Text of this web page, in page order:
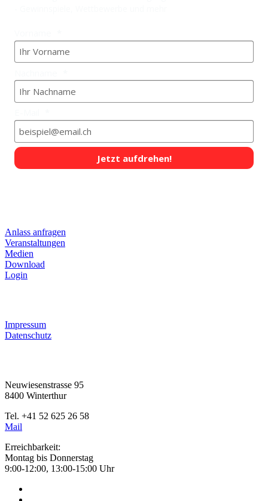
Jetzt aufdrehen!
Anlass anfragen
Veranstaltungen
Medien
Download
Login
Impressum
Datenschutz
Neuwiesenstrasse 95
8400 Winterthur
Tel. +41 52 625 26 58
Mail
Erreichbarkeit:
Montag bis Donnerstag
9:00-12:00, 13:00-15:00 Uhr